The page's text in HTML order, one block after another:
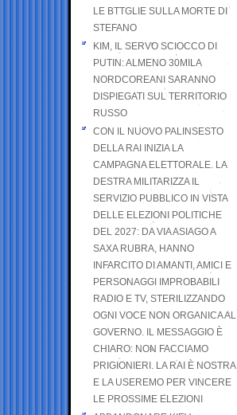
LE BTTGLIE SULLA MORTE DI
STEFANO
KIM, IL SERVO SCIOCCO DI
PUTIN: ALMENO 30MILA
NORDCOREANI SARANNO
DISPIEGATI SUL TERRITORIO
RUSSO
CON IL NUOVO PALINSESTO
DELLA RAI INIZIA LA
CAMPAGNA ELETTORALE. LA
DESTRA MILITARIZZA IL
SERVIZIO PUBBLICO IN VISTA
DELLE ELEZIONI POLITICHE
DEL 2027: DA VIA ASIAGO A
SAXA RUBRA, HANNO
INFARCITO DI AMANTI, AMICI E
PERSONAGGI IMPROBABILI
RADIO E TV, STERILIZZANDO
OGNI VOCE NON ORGANICA AL
GOVERNO. IL MESSAGGIO È
CHIARO: NON FACCIAMO
PRIGIONIERI. LA RAI È NOSTRA
E LA USEREMO PER VINCERE
LE PROSSIME ELEZIONI